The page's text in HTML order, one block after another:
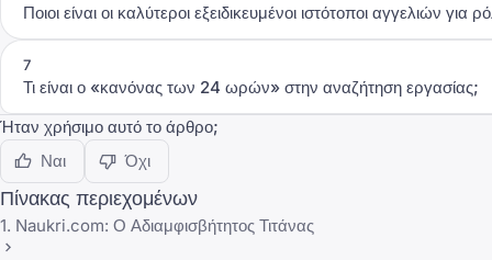
Ποιοι είναι οι καλύτεροι εξειδικευμένοι ιστότοποι αγγελιών για
7
Τι είναι ο «κανόνας των 24 ωρών» στην αναζήτηση εργασίας;
Ήταν χρήσιμο αυτό το άρθρο;
Ναι
Όχι
Πίνακας περιεχομένων
1. Naukri.com: Ο Αδιαμφισβήτητος Τιτάνας